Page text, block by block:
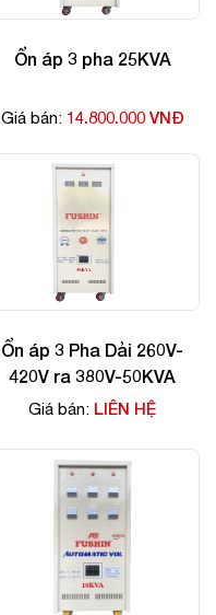
Ổn áp 3 pha 25KVA
Giá bán: 14.800.000 VNĐ
Ổn áp 3 Pha Dải 260V-
420V ra 380V-50KVA
Giá bán: LIÊN HỆ